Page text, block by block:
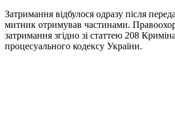
Затримання відбулося одразу після
митник отримував частинами.
затримання згідно зі статтею 208
процесуального кодексу України.